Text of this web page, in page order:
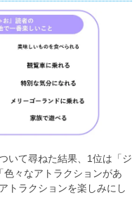
いて尋ねた結果、1位は「ジ
色々なアトラクションがあ
トラクションを楽しみにし